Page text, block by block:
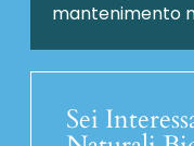
mantenimento
Sei